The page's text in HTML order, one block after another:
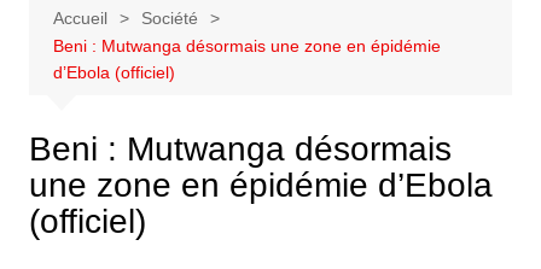
Accueil
Société
Beni : Mutwanga désormais une zone en épidémie
d’Ebola (officiel)
Beni : Mutwanga désormais
une zone en épidémie d’Ebola
(officiel)